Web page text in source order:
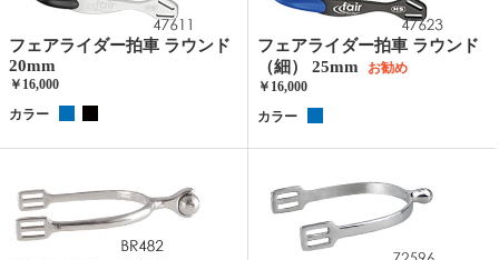
フェアライダー拍車 ラウンド
20mm
￥16,000
カラー
フェアライダー拍車 ラウンド
（細） 25mm
お勧め
￥16,000
カラー